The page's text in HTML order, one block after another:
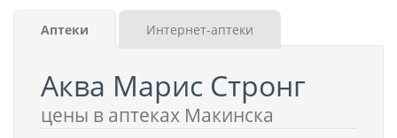
Аптеки Интернет-аптеки
Аква Марис Стронг
цены в аптеках Макинска